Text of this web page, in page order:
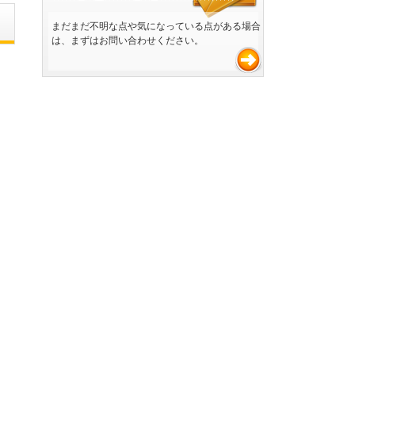
まだまだ不明な点や気になっている点がある場合
は、まずはお問い合わせください。